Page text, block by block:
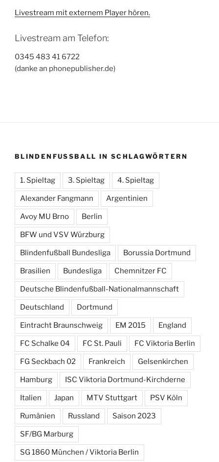
Livestream mit externem Player hören.
Livestream am Telefon:
0345 483 41 6722
(danke an phonepublisher.de)
BLINDENFUSSBALL IN SCHLAGWÖRTERN
1. Spieltag 3. Spieltag 4. Spieltag
Alexander Fangmann Argentinien
Avoy MU Brno Berlin
BFW und VSV Würzburg
Blindenfußball Bundesliga Borussia Dortmund
Brasilien Bundesliga Chemnitzer FC
Deutsche Blindenfußball-Nationalmannschaft
Deutschland Dortmund
Eintracht Braunschweig EM 2015 England
FC Schalke 04 FC St. Pauli FC Viktoria Berlin
FG Seckbach 02 Frankreich Gelsenkirchen
Hamburg ISC Viktoria Dortmund-Kirchderne
Italien Japan MTV Stuttgart PSV Köln
Rumänien Russland Saison 2023
SF/BG Marburg
SG 1860 München / Viktoria Berlin